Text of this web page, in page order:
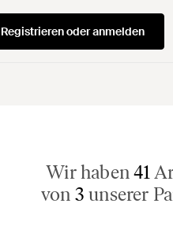
Registrieren oder anmelden
Wir haben41
von 3 unserer